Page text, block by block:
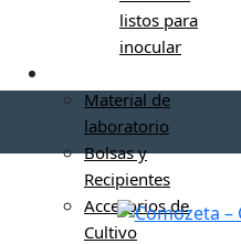
listos para
inocular
Material de
laboratorio
Bolsas y
Recipientes
Accesorios de
Cultivo